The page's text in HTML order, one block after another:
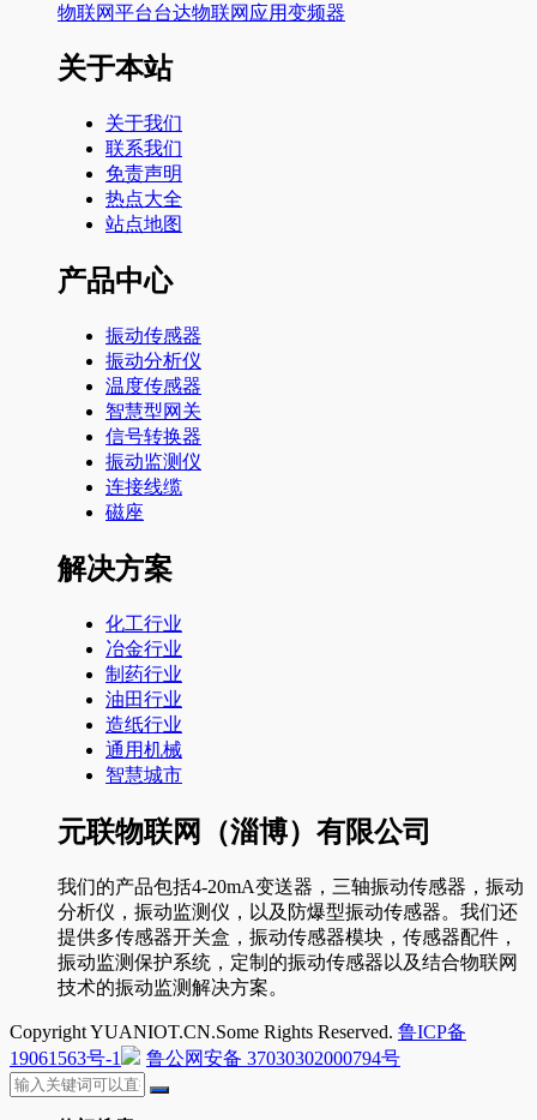
物联网平台台达物联网应用变频器
关于本站
关于我们
联系我们
免责声明
热点大全
站点地图
产品中心
振动传感器
振动分析仪
温度传感器
智慧型网关
信号转换器
振动监测仪
连接线缆
磁座
解决方案
化工行业
冶金行业
制药行业
油田行业
造纸行业
通用机械
智慧城市
元联物联网（淄博）有限公司
我们的产品包括4-20mA变送器，三轴振动传感器，振动
分析仪，振动监测仪，以及防爆型振动传感器。我们还
提供多传感器开关盒，振动传感器模块，传感器配件，
振动监测保护系统，定制的振动传感器以及结合物联网
技术的振动监测解决方案。
Copyright YUANIOT.CN.Some Rights Reserved. 鲁ICP备
19061563号-1
鲁公网安备 37030302000794号